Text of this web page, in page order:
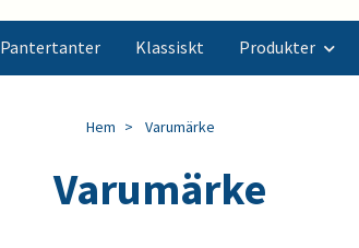
Pantertanter Klassiskt Produkter
Hem Varumärke
Varumärke